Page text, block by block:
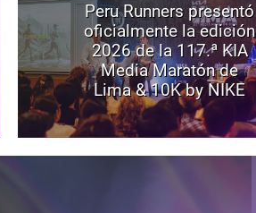
Peru Runners presentó
oficialmente la edición
2026 de la 117.ª KIA
Media Maratón de
Lima & 10K by NIKE